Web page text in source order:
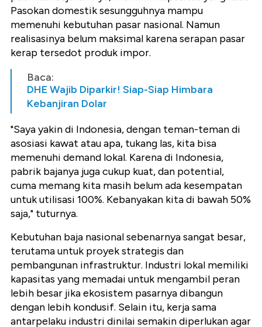
Pasokan domestik sesungguhnya mampu
memenuhi kebutuhan pasar nasional. Namun
realisasinya belum maksimal karena serapan pasar
kerap tersedot produk impor.
Baca:
DHE Wajib Diparkir! Siap-Siap Himbara
Kebanjiran Dolar
"Saya yakin di Indonesia, dengan teman-teman di
asosiasi kawat atau apa, tukang las, kita bisa
memenuhi demand lokal. Karena di Indonesia,
pabrik bajanya juga cukup kuat, dan potential,
cuma memang kita masih belum ada kesempatan
untuk utilisasi 100%. Kebanyakan kita di bawah 50%
saja," tuturnya.
Kebutuhan baja nasional sebenarnya sangat besar,
terutama untuk proyek strategis dan
pembangunan infrastruktur. Industri lokal memiliki
kapasitas yang memadai untuk mengambil peran
lebih besar jika ekosistem pasarnya dibangun
dengan lebih kondusif. Selain itu, kerja sama
antarpelaku industri dinilai semakin diperlukan agar